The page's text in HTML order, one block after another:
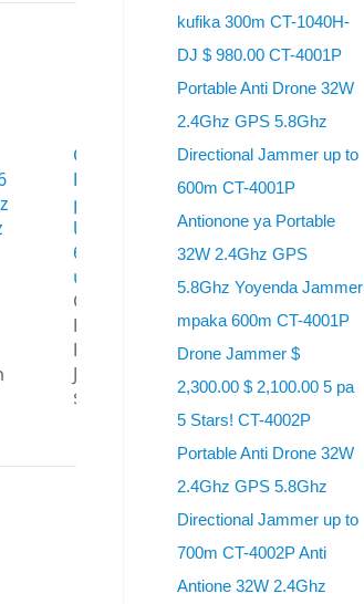
CT-N3076-HGA ​​
հակաօդային
բեռնախցիկի
կողպեքը Jammer
6 Bands 128W
մինչեւ 3000 մ
CT-N3076-HGA ​​
հակահրթիռային
համակարգիչ
Jammer
$ 4,000.00
kufika 300m CT-1040H-
DJ $ 980.00 CT-4001P
Portable Anti Drone 32W
2.4Ghz GPS 5.8Ghz
Directional Jammer up to
600m CT-4001P
Antionone ya Portable
32W 2.4Ghz GPS
5.8Ghz Yoyenda Jammer
mpaka 600m CT-4001P
Drone Jammer $
2,300.00 $ 2,100.00 5 pa
5 Stars! CT-4002P
Portable Anti Drone 32W
2.4Ghz GPS 5.8Ghz
Directional Jammer up to
700m CT-4002P Anti
Antione 32W 2.4Ghz